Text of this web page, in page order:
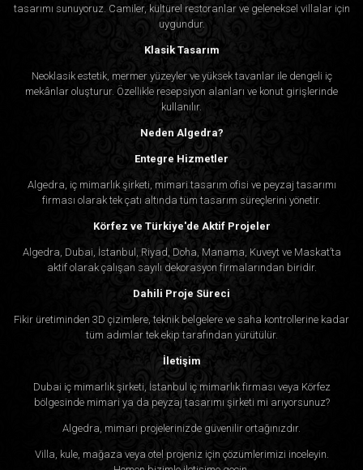
tasarımı sunuyoruz. Camiler, kültürel restoranlar ve geleneksel villalar için
uygundur.
Klasik Tasarım
Neoklasik estetik, mermer yüzeyler ve yüksek tavanlar ile dengeli iç
mekânlar oluşturur. Özellikle resepsiyon alanları ve konut girişlerinde
kullanılır.
Neden Algedra?
Entegre Hizmetler
Algedra, iç mimarlık şirketi, mimari tasarım ofisi ve peyzaj tasarımı
firması olarak tek çatı altında tüm tasarım süreçlerini yönetir.
Körfez ve Türkiye'de Aktif Projeler
Algedra, Dubai, İstanbul, Riyad, Doha, Manama, Kuveyt ve Maskat’ta
aktif olarak çalışan sayılı dekorasyon firmalarından biridir.
Dahili Proje Süreci
Fikir üretiminden 3D çizimlere, teknik belgelere ve saha kontrollerine kadar
tüm adımlar tek ekip tarafından yürütülür.
İletişim
Dubai iç mimarlık şirketi, İstanbul iç mimarlık firması veya Körfez
bölgesinde mimari ya da peyzaj tasarımı şirketi mi arıyorsunuz?
Algedra, mimari projelerinizde güvenilir ortağınızdır.
Villa, kule, mağaza veya otel projeniz için çözümlerimizi inceleyin.